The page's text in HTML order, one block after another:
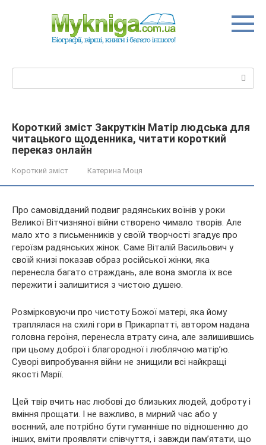
Короткий зміст Закруткін Матір людська для
читацького щоденника, читати короткий
переказ онлайн
Короткий зміст Катерина Моця
Про самовідданий подвиг радянських воїнів у роки
Великої Вітчизняної війни створено чимало творів. Але
мало хто з письменників у своїй творчості згадує про
героїзм радянських жінок. Саме Віталій Васильович у
своїй книзі показав образ російської жінки, яка
перенесла багато страждань, але вона змогла їх все
пережити і залишитися з чистою душею.
Розмірковуючи про чистоту Божої матері, яка йому
траплялася на схилі гори в Прикарпатті, автором надана
головна героїня, перенесла втрату сина, але залишившись
при цьому доброї і благородної і люблячою матір’ю.
Суворі випробування війни не знищили всі найкращі
якості Марії.
Цей твір вчить нас любові до близьких людей, доброту і
вміння прощати. І не важливо, в мирний час або у
воєнний, але потрібно бути гуманніше по відношенню до
інших, вміти проявляти співчуття, і завжди пам’ятати, що